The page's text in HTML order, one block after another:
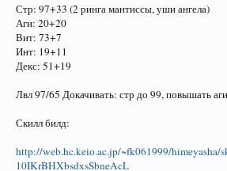
Стр: 97+33 (2 ринга мантиссы, уши ангела)
Аги: 20+20
Вит: 73+7
Инт: 19+11
Декс: 51+19
Лвл 97/65 Докачивать: стр до 99, повышать
Скилл билд:
http://web.hc.keio.ac.jp/~fk061999/
10IKrBHXbsdxsSbneAcL